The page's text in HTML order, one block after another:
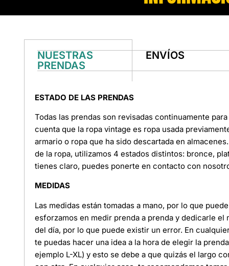
NUESTRAS
PRENDAS
ENVÍOS
ESTADO DE LAS PRENDAS
Todas las prendas son revisadas continuamente
cuenta que la ropa vintage es ropa usada
armario o ropa que ha sido descartada en
de la ropa, utilizamos 4 estados distintos: bronce,
tienes claro, puedes ponerte en contacto con
MEDIDAS
Las medidas están tomadas a mano, por lo que
esforzamos en medir prenda a prenda y dedicarle
del día, por lo que puede existir un error. En
te puedas hacer una idea a la hora de elegir la
ejemplo L-XL) y esto se debe a que quizás el largo